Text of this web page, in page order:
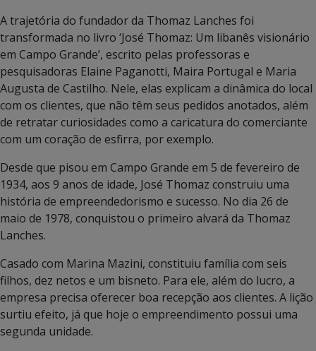
A trajetória do fundador da Thomaz Lanches foi
transformada no livro ‘José Thomaz: Um libanês visionário
em Campo Grande’, escrito pelas professoras e
pesquisadoras Elaine Paganotti, Maira Portugal e Maria
Augusta de Castilho. Nele, elas explicam a dinâmica do local
com os clientes, que não têm seus pedidos anotados, além
de retratar curiosidades como a caricatura do comerciante
com um coração de esfirra, por exemplo.
Desde que pisou em Campo Grande em 5 de fevereiro de
1934, aos 9 anos de idade, José Thomaz construiu uma
história de empreendedorismo e sucesso. No dia 26 de
maio de 1978, conquistou o primeiro alvará da Thomaz
Lanches.
Casado com Marina Mazini, constituiu família com seis
filhos, dez netos e um bisneto. Para ele, além do lucro, a
empresa precisa oferecer boa recepção aos clientes. A lição
surtiu efeito, já que hoje o empreendimento possui uma
segunda unidade.